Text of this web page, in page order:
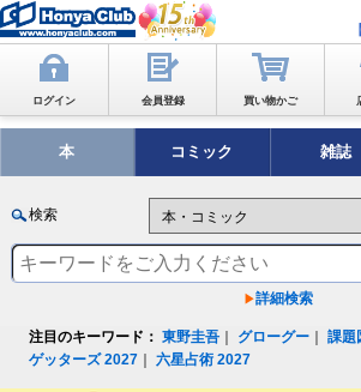
ログイン 会員登録 買い物かご
本 コミック 雑誌
検索
詳細検索
注目のキーワード： 東野圭吾 グローグー ｜課題
ゲッターズ 2027 ｜六星占術 2027